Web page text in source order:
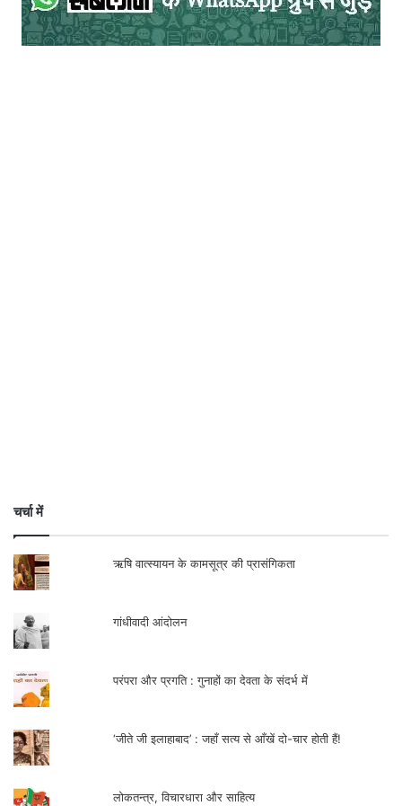
चर्चा में
ऋषि वात्स्यायन के कामसूत्र की प्रासंगिकता
गांधीवादी आंदोलन
परंपरा और प्रगति : गुनाहों का देवता के संदर्भ में
‘जीते जी इलाहाबाद’ : जहाँ सत्य से आँखें दो-चार होती हैं!
लोकतन्त्र, विचारधारा और साहित्य